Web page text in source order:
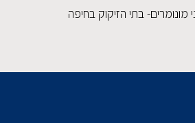
בתי הזיקוק בחיפה